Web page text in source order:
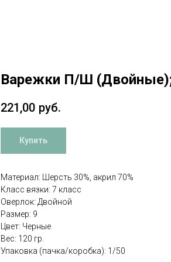
Варежки П/Ш
221,00 руб.
Купить
Материал: Шерсть 30%, акрил 70%
Класс вязки: 7 класс
Оверлок: Двойной
Размер: 9
Цвет: Черные
Вес: 120 гр.
Упаковка (пачка/коробка): 1/50